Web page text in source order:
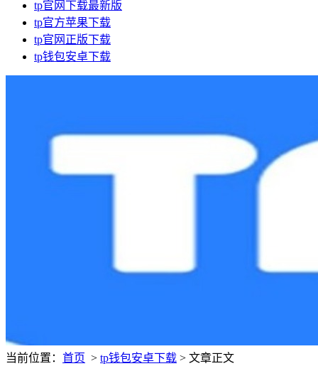
tp官网下载最新版
tp官方苹果下载
tp官网正版下载
tp钱包安卓下载
当前位置： 首页 > tp钱包安卓下载 > 文章正文